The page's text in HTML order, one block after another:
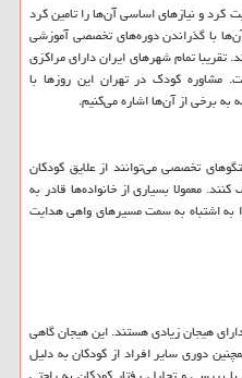
کرد و نیازهای اساسی آن‌ها را تامین کرد
با گذراندن دوره‌های تخصصی آموزشی
تقریبا تمام شهرهای ایران دارای مراکزی
مشاوره کودک در تهران این روزها با
به برخی از آن‌ها اشاره می‌کنیم.
تخصصی می‌توانند از علایق کودکان
معمولا بسیاری از خانواده‌ها قادر به
به اشتباه به سمت مسیرهای واهی هدایت
هیجان زیادی هستند. این هیجان گاهی
دوری سایر افراد از کودکان به دلیل